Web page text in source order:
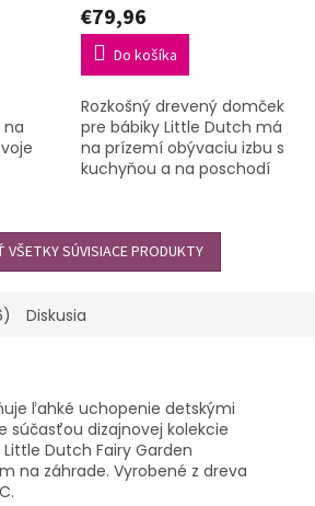
na
€79,96
Do košíka
Rozkošný drevený domček
pre bábiky Little Dutch má
na prízemí obývaciu izbu s
kuchyňou a na poschodí
VŠETKY SÚVISIACE PRODUKTY
Diskusia
ľahké uchopenie detskými
súčasťou dizajnovej kolekcie
Dutch Fairy Garden
na záhrade. Vyrobené z dreva